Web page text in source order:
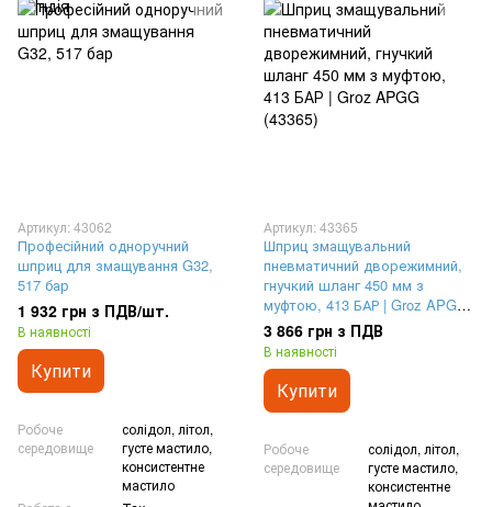
Артикул: 43062
Професійний одноручний
шприц для змащування G32,
517 бар
1 932 грн з ПДВ/шт.
В наявності
Купити
Робоче
середовище
солідол, літол,
густе мастило,
консистентне
мастило
Артикул: 43365
Шприц змащувальний
пневматичний дворежимний,
гнучкий шланг 450 мм з
муфтою, 413 БАР | Groz APGG
(43365)
3 866 грн з ПДВ
В наявності
Купити
Робоче
середовище
солідол, літол,
густе мастило,
консистентне